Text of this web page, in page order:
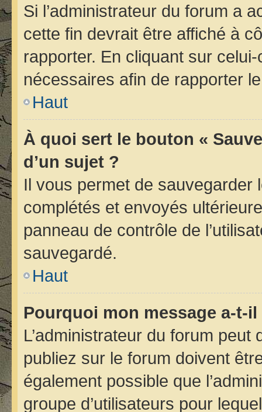
Si l’administrateur du forum a
cette fin devrait être affiché à
rapporter. En cliquant sur
nécessaires afin de rapporter
Haut
À quoi sert le bouton «
d’un sujet ?
Il vous permet de sauvegarder
complétés et envoyés
panneau de contrôle de
sauvegardé.
Haut
Pourquoi mon message a-t-
L’administrateur du forum
publiez sur le forum doivent
également possible que
groupe d’utilisateurs pour